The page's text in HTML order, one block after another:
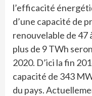
l’efficacité
d’une capacité de
renouvelable de 47
plus de 9 TWh
2020. D’ici la fin
capacité de 343
du pays.